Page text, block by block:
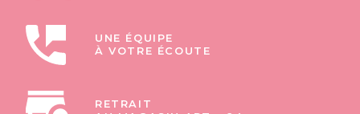
UNE ÉQUIPE
À VOTRE ÉCOUTE
RETRAIT